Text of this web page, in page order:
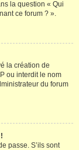
la question « Qui
ce forum ? ».
la création de
ou interdit le nom
du forum
passe. S’ils sont